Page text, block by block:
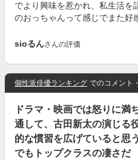
でより興味を惹かれ、私生活を
のおっちゃんって感じでまた好
sioるんさんの評価
個性派俳優ランキング でのコメント
ドラマ・映画では怒りに満
通して、古田新太の演じる
的な慣習を広げていると思
でもトップクラスの凄さだ